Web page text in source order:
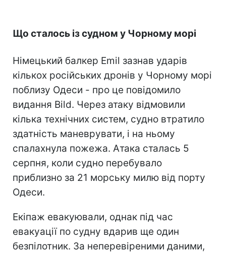
Що сталось із судном у Чорному морі
Німецький балкер Emil зазнав ударів
кількох російських дронів у Чорному морі
поблизу Одеси - про це повідомило
видання Bild. Через атаку відмовили
кілька технічних систем, судно втратило
здатність маневрувати, і на ньому
спалахнула пожежа. Атака сталась 5
серпня, коли судно перебувало
приблизно за 21 морську милю від порту
Одеси.
Екіпаж евакуювали, однак під час
евакуації по судну вдарив ще один
безпілотник. За неперевіреними даними,